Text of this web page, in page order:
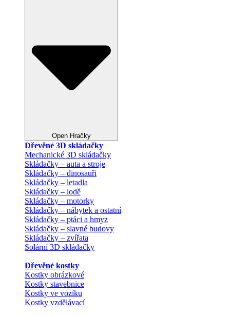
Open Hračky
Dřevěné 3D skládačky
Mechanické 3D skládačky
Skládačky – auta a stroje
Skládačky – dinosauři
Skládačky – letadla
Skládačky – lodě
Skládačky – motorky
Skládačky – nábytek a ostatní
Skládačky – ptáci a hmyz
Skládačky – slavné budovy
Skládačky – zvířata
Solární 3D skládačky
Dřevěné kostky
Kostky obrázkové
Kostky stavebnice
Kostky ve vozíku
Kostky vzdělávací